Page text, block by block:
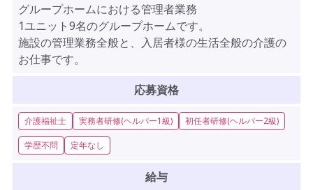
グループホームにおける管理者業務
1ユニット9名のグループホームです。
施設の管理業務全般と、入居者様の生活全般の介護の
お仕事です。
応募資格
介護福祉士 実務者研修(ヘルパー1級) 初任者研修(ヘルパー2級)
学歴不問 定年なし
給与